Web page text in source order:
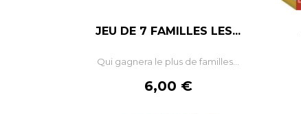
JEU DE 7 FAMILLES LES...
Qui gagnera le plus de familles...
Prix
6,00 €